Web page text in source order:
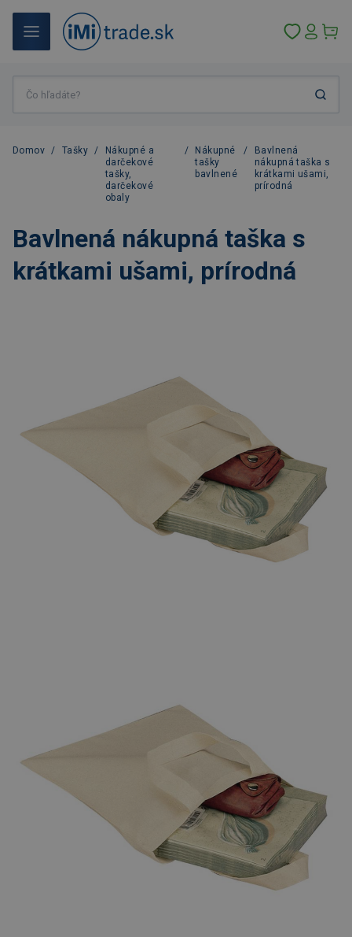
Domov / Tašky /
Nákupné a
darčekové
tašky,
darčekové
obaly
/
Nákupné
tašky
bavlnené
/
Bavlnená
nákupná taška s
krátkami ušami,
prírodná
Bavlnená nákupná taška s
krátkami ušami, prírodná